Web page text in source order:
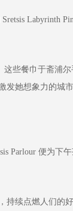
Labyrinth
些餐巾于斋浦尔
她想象力的城市
便为下午
点燃人们的好